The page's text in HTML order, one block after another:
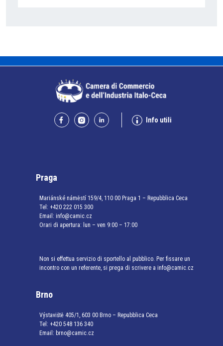
Info utili
Praga
Mariánské náměstí 159/4, 110 00 Praga 1 – Repubblica Ceca
Tel: +420 222 015 300
Email: info@camic.cz
Orari di apertura: lun – ven 9:00 – 17:00
Non si effettua servizio di sportello al pubblico. Per fissare un
incontro con un referente, si prega di scrivere a info@camic.cz
Brno
Výstaviště 405/1, 603 00 Brno – Repubblica Ceca
Tel: +420 548 136 340
Email: brno@camic.cz